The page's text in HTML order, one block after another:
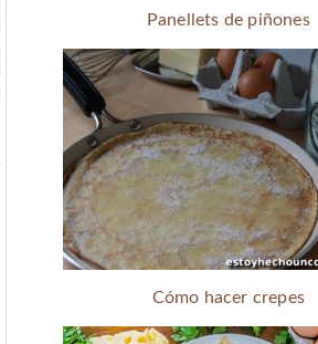
Panellets de piñones
Cómo hacer crepes